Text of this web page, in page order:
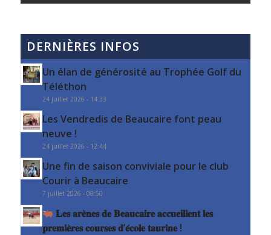
DERNIÈRES INFOS
Un élan de générosité au Trophée Golf du
Téléthon
24 juillet 2026 - 14:33
Les Vendredis de Beaucaire font peau
neuve !
24 juillet 2026 - 12:44
Une fin de saison conviviale pour le club
Courir à Beaucaire
7 juillet 2026 - 08:50
𝐋𝐞𝐬 𝐚𝐫𝐞̀𝐧𝐞𝐬 𝐝𝐞 𝐁𝐞𝐚𝐮𝐜𝐚𝐢𝐫𝐞 𝐚𝐜𝐜𝐮𝐞𝐢𝐥𝐥𝐞𝐧𝐭 𝐥𝐞𝐬
𝐩𝐫𝐞𝐦𝐢𝐞̀𝐫𝐞𝐬 𝐜𝐨𝐮𝐫𝐬𝐞𝐬 𝐝’𝐞́𝐜𝐨𝐥𝐞 𝐭𝐚𝐮𝐫𝐢𝐧𝐞 !